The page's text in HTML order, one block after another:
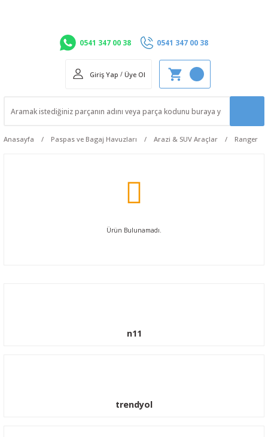
0541 347 00 38 0541 347 00 38
Giriş Yap / Üye Ol
Anasayfa Paspas ve Bagaj Havuzları Arazi & SUV Araçlar Ranger
Ürün Bulunamadı.
n11
trendyol